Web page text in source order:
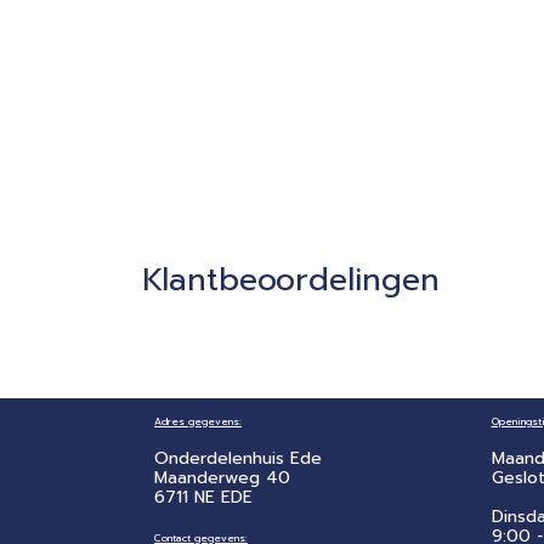
Klantbeoordelingen
Adres gegevens:
Onderdelenhuis Ede
Maanderweg 40
6711 NE EDE
Contact gegevens: 9:00